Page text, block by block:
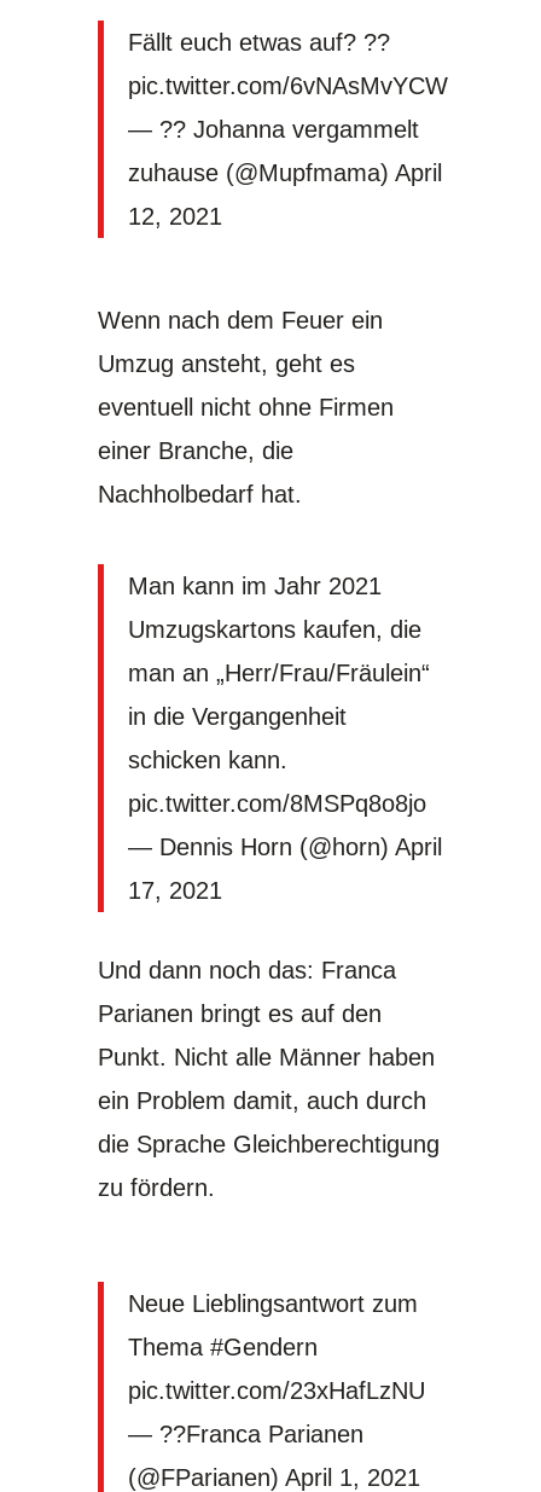
Fällt euch etwas auf? ??
pic.twitter.com/6vNAsMvYCW
— ?? Johanna vergammelt
zuhause (@Mupfmama) April
12, 2021
Wenn nach dem Feuer ein
Umzug ansteht, geht es
eventuell nicht ohne Firmen
einer Branche, die
Nachholbedarf hat.
Man kann im Jahr 2021
Umzugskartons kaufen, die
man an „Herr/Frau/Fräulein“
in die Vergangenheit
schicken kann.
pic.twitter.com/8MSPq8o8jo
— Dennis Horn (@horn) April
17, 2021
Und dann noch das: Franca
Parianen bringt es auf den
Punkt. Nicht alle Männer haben
ein Problem damit, auch durch
die Sprache Gleichberechtigung
zu fördern.
Neue Lieblingsantwort zum
Thema #Gendern
pic.twitter.com/23xHafLzNU
— ??Franca Parianen
(@FParianen) April 1, 2021